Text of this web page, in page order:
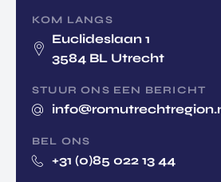
KOM LANGS
Euclideslaan 1
3584 BL Utrecht
STUUR ONS EEN BERICHT
BEL ONS
+31 (0)85 022 13 44